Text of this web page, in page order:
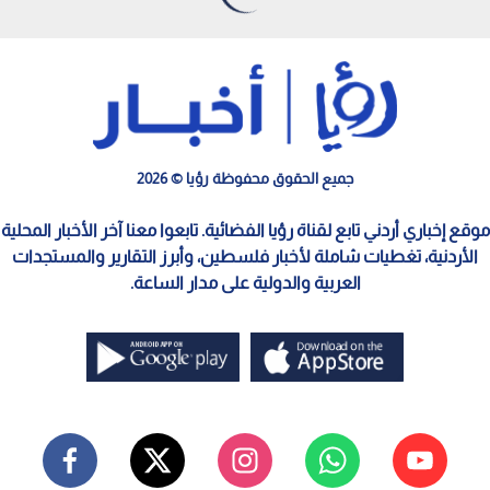
جميع الحقوق محفوظة رؤيا © 2026
موقع إخباري أردني تابع لقناة رؤيا الفضائية. تابعوا معنا آخر الأخبار المحلية
الأردنية، تغطيات شاملة لأخبار فلسطين، وأبرز التقارير والمستجدات
العربية والدولية على مدار الساعة.